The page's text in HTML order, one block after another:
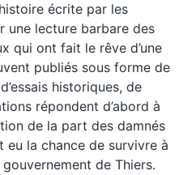
écrite par les
une lecture barbare des
qui ont fait le rêve d’une
publiés sous forme de
historiques, de
répondent d’abord à
de la part des damnés
eu la chance de survivre à
de Thiers.